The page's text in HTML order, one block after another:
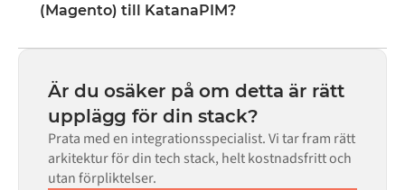
fältmappning, triggerlogik och felhantering. Anpassad
räcker till.
(Magento) till KatanaPIM?
beroende på komplexiteten i datamappningen, antalet
flöden som krävs och din interna granskningsprocess.
För många system finns färdiga kopplingar tillgängliga i
Alumio Marketplace, vilket avsevärt minskar
installationstiden.
Är du osäker på om detta är rätt
upplägg för din stack?
Prata med en integrationsspecialist. Vi tar fram rätt
arkitektur för din tech stack, helt kostnadsfritt och
utan förpliktelser.